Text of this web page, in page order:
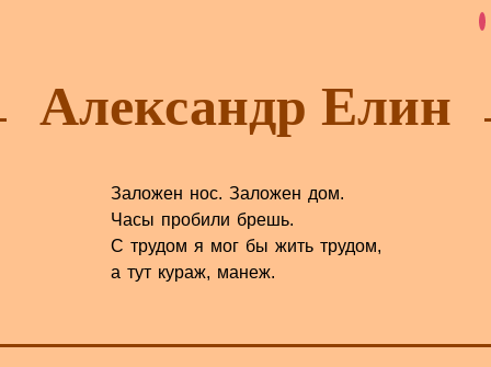
Александр Елин
Заложен нос. Заложен дом.
Часы пробили брешь.
С трудом я мог бы жить трудом,
а тут кураж, манеж.